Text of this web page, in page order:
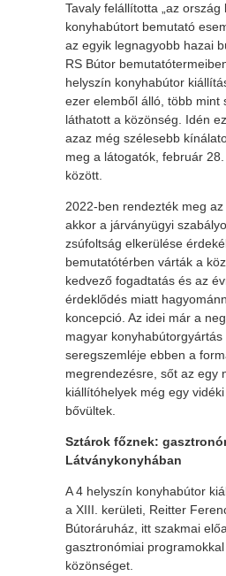
Tavaly felállította „az ország
konyhabútort bemutató
az egyik legnagyobb hazai
RS Bútor
helyszín konyhabútor
ezer elemből álló, több mint
láthatott a közönség. Idén
azaz még szélesebb
meg a látogatók, február 28.
között.
2022-ben rendezték meg az
akkor a járványügyi
zsúfoltság elkerülése
bemutatótérben várták a
kedvező fogadtatás és az
érdeklődés miatt
koncepció. Az idei már a
magyar
seregszemléje ebben a
megrendezésre, sőt az egy
kiállítóhelyek még egy
bővültek.
Sztárok főznek:
Látványkonyhában
A 4 helyszín konyhabútor
a XIII. kerületi, Reitter
Bútoráruház, itt szakmai
gasztronómiai
közönséget.